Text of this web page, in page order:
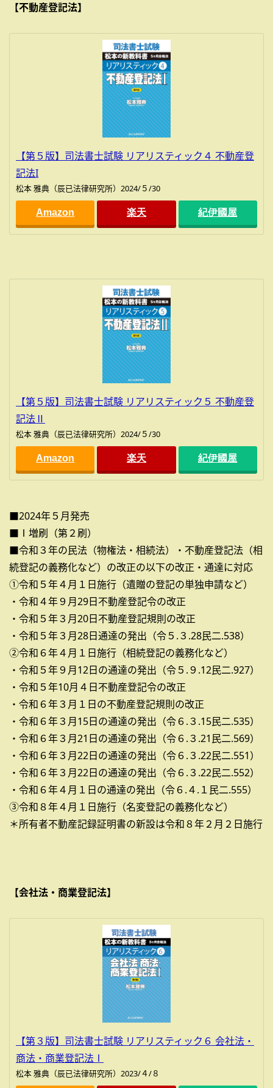
【不動産登記法】
【第５版】司法書士試験 リアリスティック４ 不動産登
記法I
松本 雅典（辰已法律研究所）2024/５/30
Amazon 楽天 紀伊國屋
【第５版】司法書士試験 リアリスティック５ 不動産登
記法Ⅱ
松本 雅典（辰已法律研究所）2024/５/30
Amazon 楽天 紀伊國屋
■2024年５月発売
■Ⅰ増刷（第２刷）
■令和３年の民法（物権法・相続法）・不動産登記法（相
続登記の義務化など）の改正の以下の改正・通達に対応
①令和５年４月１日施行（遺贈の登記の単独申請など）
・令和４年９月29日不動産登記令の改正
・令和５年３月20日不動産登記規則の改正
・令和５年３月28日通達の発出（令５.３.28民二.538）
②令和６年４月１日施行（相続登記の義務化など）
・令和５年９月12日の通達の発出（令５.９.12民二.927）
・令和５年10月４日不動産登記令の改正
・令和６年３月１日の不動産登記規則の改正
・令和６年３月15日の通達の発出（令６.３.15民二.535）
・令和６年３月21日の通達の発出（令６.３.21民二.569）
・令和６年３月22日の通達の発出（令６.３.22民二.551）
・令和６年３月22日の通達の発出（令６.３.22民二.552）
・令和６年４月１日の通達の発出（令６.４.１民二.555）
③令和８年４月１日施行（名変登記の義務化など）
＊所有者不動産記録証明書の新設は令和８年２月２日施行
【会社法・商業登記法】
【第３版】司法書士試験 リアリスティック６ 会社法・
商法・商業登記法Ⅰ
松本 雅典（辰已法律研究所）2023/４/８